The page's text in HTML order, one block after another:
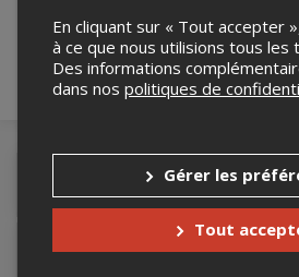
Détails de l'événement
Accès au site de
En cliquant sur « Tout accepter
à ce que nous utilisions tous les
Des informations
dans nos politiques de
Gérer les
Tout